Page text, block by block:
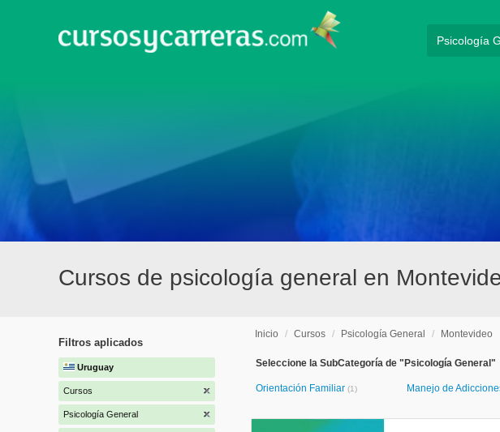
Cursos de psicología general en
Filtros aplicados
Uruguay
Cursos
Psicología General
Inicio / Cursos / Psicología General / Montevideo
Seleccione la SubCategoría de "Psicología General"
Orientación Familiar (1) Manejo de